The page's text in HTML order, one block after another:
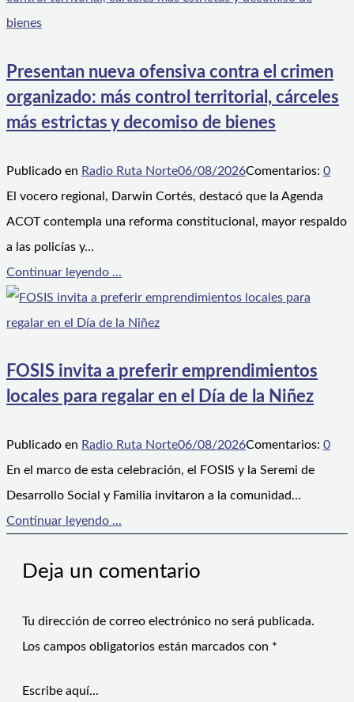
Presentan nueva ofensiva contra el crimen
organizado: más control territorial, cárceles
más estrictas y decomiso de bienes
Publicado en Radio Ruta Norte06/08/2026Comentarios: 0
El vocero regional, Darwin Cortés, destacó que la Agenda
ACOT contempla una reforma constitucional, mayor respaldo
a las policías y…
Continuar leyendo ...
FOSIS invita a preferir emprendimientos
locales para regalar en el Día de la Niñez
Publicado en Radio Ruta Norte06/08/2026Comentarios: 0
En el marco de esta celebración, el FOSIS y la Seremi de
Desarrollo Social y Familia invitaron a la comunidad…
Continuar leyendo ...
Deja un comentario
Tu dirección de correo electrónico no será publicada.
Los campos obligatorios están marcados con *
Escribe aquí...